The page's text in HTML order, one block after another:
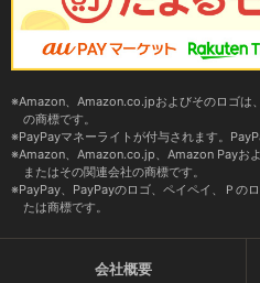
Amazon、Amazon.co.jpおよびそのロゴは
の商標です。
PayPayマネーライトが付与されます。
Amazon、Amazon.co.jp、Amazon Payお
またはその関連会社の商標です。
PayPay、PayPayのロゴ、ペイペイ、Ｐの
たは商標です。
会社概要